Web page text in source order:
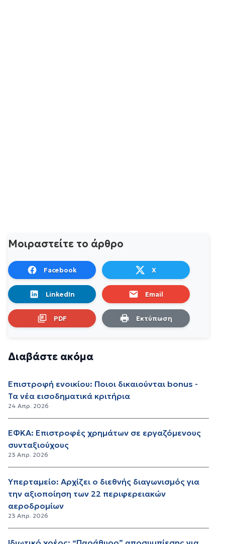
Μοιραστείτε το άρθρο
Facebook X
LinkedIn Email
PDF Εκτύπωση
Διαβάστε ακόμα
Επιστροφή ενοικίου: Ποιοι δικαιούνται bonus -
Τα νέα εισοδηματικά κριτήρια
24 Απρ. 2026
ΕΦΚΑ: Επιστροφές χρημάτων σε εργαζόμενους
συνταξιούχους
23 Απρ. 2026
Υπερταμείο: Αρχίζει ο διεθνής διαγωνισμός για
την αξιοποίηση των 22 περιφερειακών
αεροδρομίων
23 Απρ. 2026